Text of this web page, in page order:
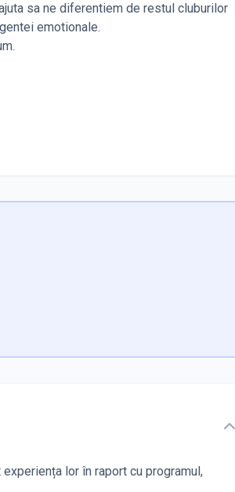
sa ne diferentiem de restul cluburilor
emotionale.
lor în raport cu programul,